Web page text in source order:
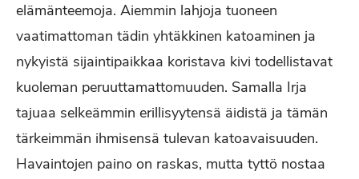
elämänteemoja. Aiemmin lahjoja tuoneen
vaatimattoman tädin yhtäkkinen katoaminen ja
nykyistä sijaintipaikkaa koristava kivi todellistavat
kuoleman peruuttamattomuuden. Samalla Irja
tajuaa selkeämmin erillisyytensä äidistä ja tämän
tärkeimmän ihmisensä tulevan katoavaisuuden.
Havaintojen paino on raskas, mutta tyttö nostaa